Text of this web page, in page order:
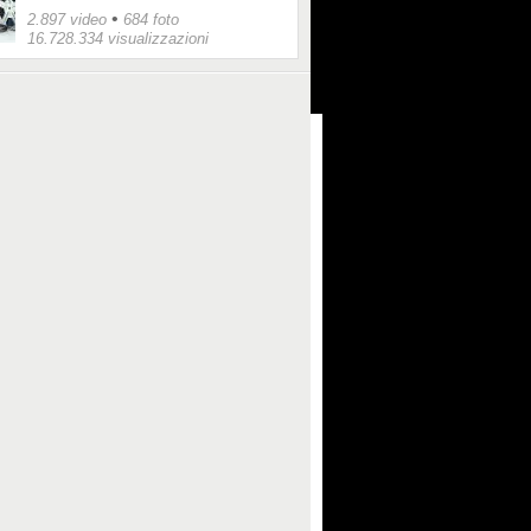
2.897 video • 684 foto
16.728.334 visualizzazioni